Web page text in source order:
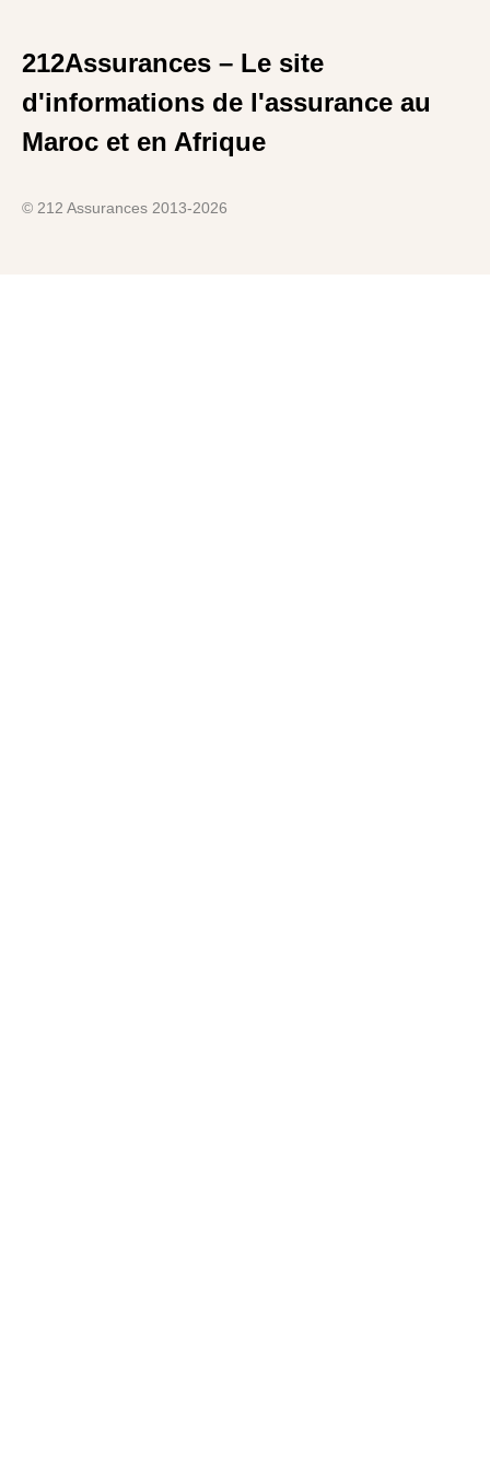
212Assurances – Le site
d'informations de l'assurance au
Maroc et en Afrique
© 212 Assurances 2013-2026